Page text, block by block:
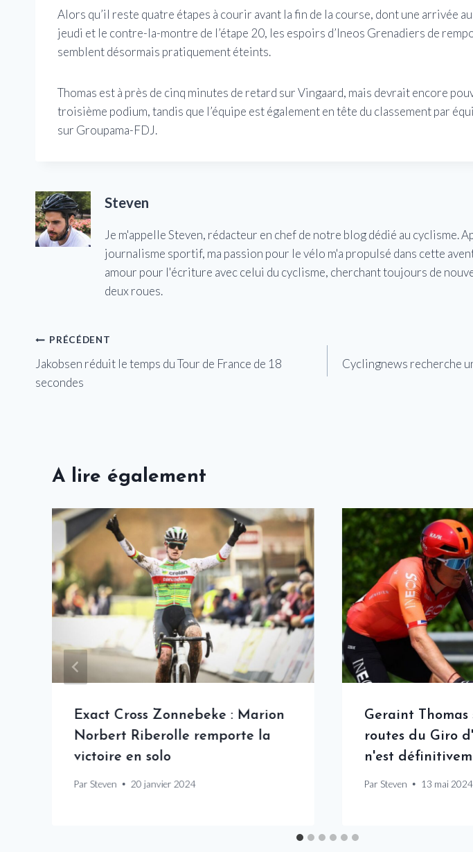
Alors qu’il reste quatre étapes à courir avant la fin de la course, dont une arrivée
jeudi et le contre-la-montre de l’étape 20, les espoirs d’Ineos Grenadiers de
semblent désormais pratiquement éteints.
Thomas est à près de cinq minutes de retard sur Vingaard, mais devrait encore
troisième podium, tandis que l’équipe est également en tête du classement par
sur Groupama-FDJ.
Steven
Je m'appelle Steven, rédacteur en chef de notre blog dédié au cyclisme.
journalisme sportif, ma passion pour le vélo m'a propulsé dans cette
amour pour l'écriture avec celui du cyclisme, cherchant toujours de
deux roues.
Navigation
de
PRÉCÉDENT
Jakobsen réduit le temps du Tour de France de 18
secondes
Cyclingnews recherche
A lire également
Exact Cross Zonnebeke : Marion
Norbert Riberolle remporte la
victoire en solo
Par Steven 20 janvier 2024
Geraint
routes du Giro
n'est
Par Steven 13 mai 2024